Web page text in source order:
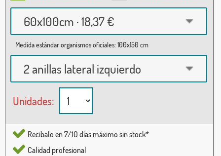
60x100cm · 18,37 €
Medida estándar organismos oficiales: 100x150 cm
2 anillas lateral izquierdo
Unidades:
Recíbalo en 7/10 días máximo sin stock*
Calidad profesional